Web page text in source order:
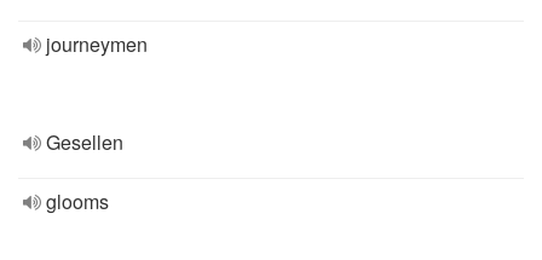
journeymen
Gesellen
glooms